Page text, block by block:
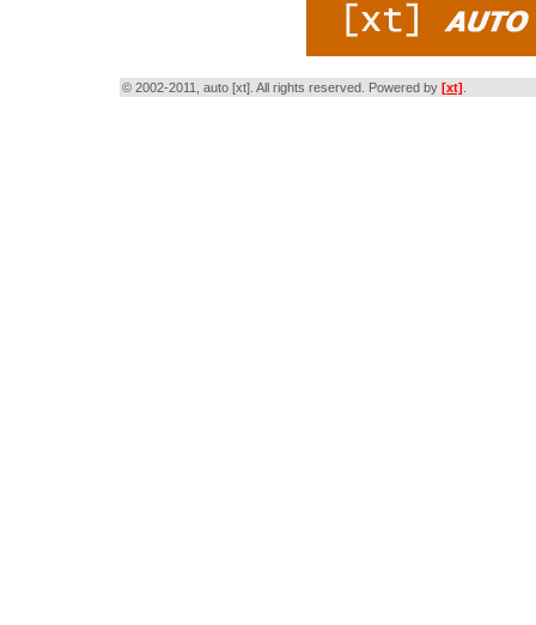
© 2002-2011, auto [xt]. All rights reserved. Powered by [xt]